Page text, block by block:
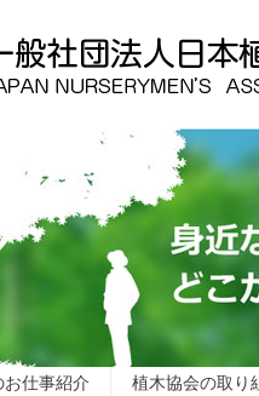
仕事紹介 植木協会の取り